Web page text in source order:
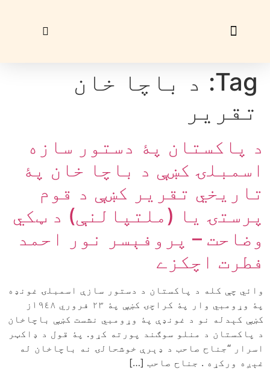
Tag: د باچا خان
تقرير
د پاکستان پۀ دستور سازه
اسمبلۍ کښې د باچا خان پۀ
تاريخي تقرير کښې د قوم
پرستۍ يا (ملتپالنې) د ټکي
وضاحت – پروفېسر نور احمد
فطرت اچکزے
وائي چې کله د پاکستان د دستور سازې اسمبلۍ غونډه
پۀ وړومبي وار پۀ کراچۍ کښې پۀ ٢٣ فروري ١٩٤٨ز
کښې کېدله نو د غونډې پۀ وړومبي نشست کښې باچاخان
د پاکستان د منلو سوګند پورته کړو. پۀ قول د ډاکټر
اسرار “جناح صاحب د ډېرې خوشحالۍ نه باچاخان له
غېږه ورکړه . جناح صاحب […]